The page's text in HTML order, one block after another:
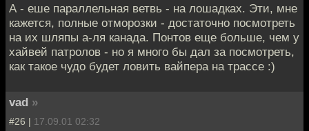
А - еше параллельная ветвь - на лошадках. Эти, мне
кажется, полные отморозки - достаточно посмотреть
на их шляпы а-ля канада. Понтов еще больше, чем у
хайвей патролов - но я много бы дал за посмотреть,
как такое чудо будет ловить вайпера на трассе :)
vad »
#26 | 17.09.01 02:32